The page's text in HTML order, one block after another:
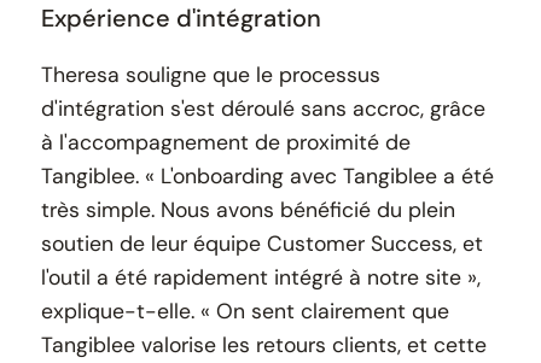
Expérience d'intégration
Theresa souligne que le processus
d'intégration s'est déroulé sans accroc, grâce
à l'accompagnement de proximité de
Tangiblee. « L'onboarding avec Tangiblee a été
très simple. Nous avons bénéficié du plein
soutien de leur équipe Customer Success, et
l'outil a été rapidement intégré à notre site »,
explique-t-elle. « On sent clairement que
Tangiblee valorise les retours clients, et cette